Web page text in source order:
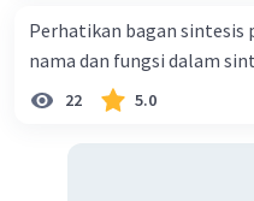
Perhatikan bagan sintesis protein
nama dan fungsi dalam
22 5.0